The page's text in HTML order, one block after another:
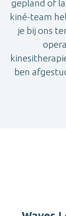
gepland of
kiné-team
je bij ons
ben